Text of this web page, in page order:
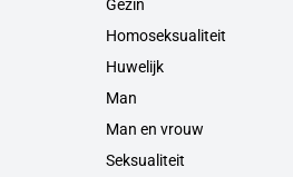
Gezin
Homoseksualiteit
Huwelijk
Man
Man en vrouw
Seksualiteit